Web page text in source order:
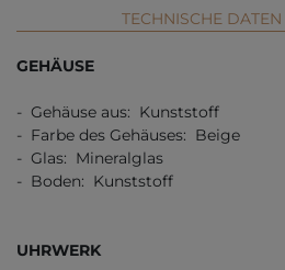
TECHNISCHE DATEN
GEHÄUSE
- Gehäuse aus: Kunststoff
- Farbe des Gehäuses: Beige
- Glas: Mineralglas
- Boden: Kunststoff
UHRWERK